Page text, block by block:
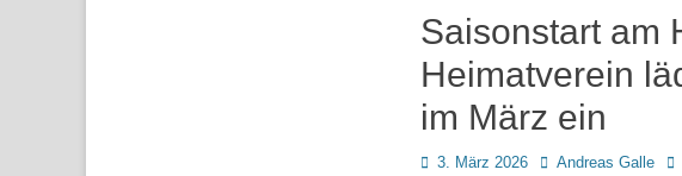
Saisonstart am
Heimatverein
im März ein
Posted
3. März 2026 AutorAndreas Galle